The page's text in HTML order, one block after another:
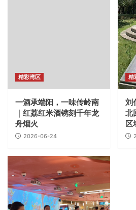
宜居圩镇画卷徐徐铺展
4
温氏股份全员上飞书，
5
资讯
两年营收超300亿元！
精彩湾区
一酒承端阳，一味传岭南
｜红荔红米酒镌刻千年龙
舟烟火
2026-06-24
精
刘
北
区